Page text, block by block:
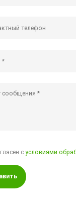
сусловиями